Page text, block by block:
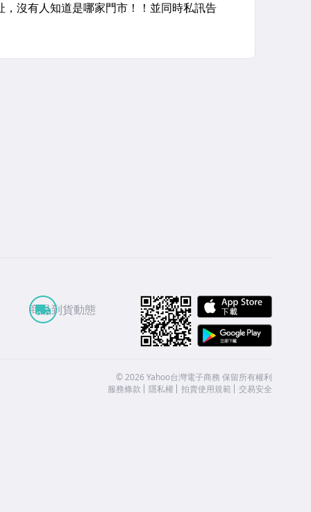
商品到貨動態
©2026 Yahoo台灣電子商務 保留所有權利
服務條款
隱私權 拍賣使用規範 交易安全